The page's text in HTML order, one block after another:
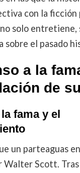
con la ficción
solo entretiene,
sobre el pasado
a la
de
fama y el
un parteaguas
Walter Scott. Tras